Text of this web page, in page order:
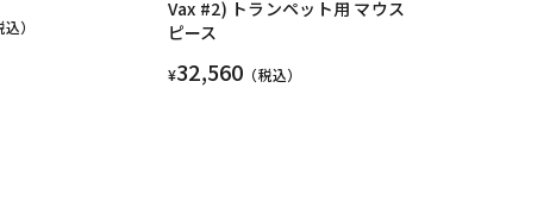
込）
Vax #2) トランペット用 マウス
ピース
¥32,560 （税込）